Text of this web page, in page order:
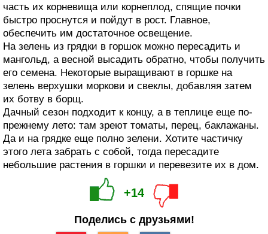
часть их корневища или корнеплод, спящие почки
быстро проснутся и пойдут в рост. Главное,
обеспечить им достаточное освещение.
На зелень из грядки в горшок можно пересадить и
мангольд, а весной высадить обратно, чтобы получить
его семена. Некоторые выращивают в горшке на
зелень верхушки моркови и свеклы, добавляя затем
их ботву в борщ.
Дачный сезон подходит к концу, а в теплице еще по-
прежнему лето: там зреют томаты, перец, баклажаны.
Да и на грядке еще полно зелени. Хотите частичку
этого лета забрать с собой, тогда пересадите
небольшие растения в горшки и перевезите их в дом.
+14
Поделись с друзьями!